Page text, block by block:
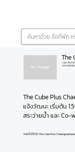
The
เดอะ คิวบ์
แขวงทุ่งสอ
The Cube Plus
แจ้งวัฒนะ เริ่มต้น
สระว่ายน้ำ และ Co-
คอนโดให้เช่า The Cube Plus